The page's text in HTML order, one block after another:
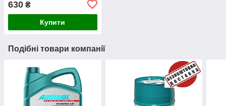
630 ₴
Купити
Подібні товари компанії